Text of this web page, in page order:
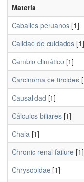
Materia
Caballos peruanos [1]
Calidad de cuidados [1]
Cambio climático [1]
Carcinoma de tiroides
Causalidad [1]
Cálculos biliares [1]
Chala [1]
Chronic renal failure [1]
Chrysopidae [1]